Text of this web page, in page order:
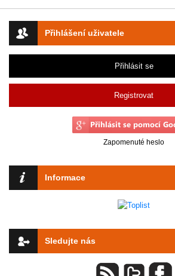
Přihlášení uživatele
Přihlásit se
Registrovat
Zapomenuté heslo
Informace
Sledujte nás